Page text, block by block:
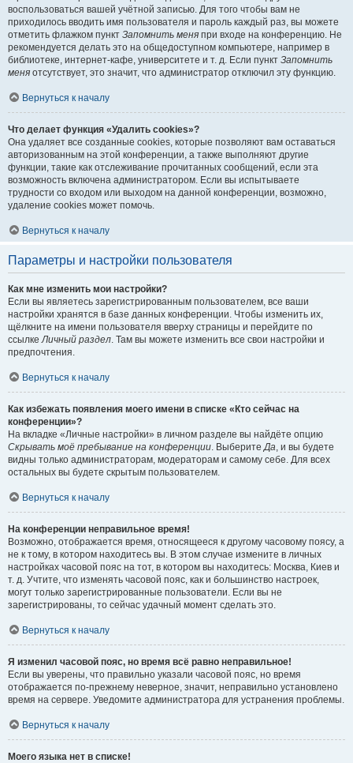
воспользоваться вашей учётной записью. Для того чтобы вам не
приходилось вводить имя пользователя и пароль каждый раз, вы можете
отметить флажком пункт Запомнить меня при входе на конференцию. Не
рекомендуется делать это на общедоступном компьютере, например в
библиотеке, интернет-кафе, университете и т. д. Если пункт Запомнить
меня отсутствует, это значит, что администратор отключил эту функцию.
Вернуться к началу
Что делает функция «Удалить cookies»?
Она удаляет все созданные cookies, которые позволяют вам оставаться
авторизованным на этой конференции, а также выполняют другие
функции, такие как отслеживание прочитанных сообщений, если эта
возможность включена администратором. Если вы испытываете
трудности со входом или выходом на данной конференции, возможно,
удаление cookies может помочь.
Вернуться к началу
Параметры и настройки пользователя
Как мне изменить мои настройки?
Если вы являетесь зарегистрированным пользователем, все ваши
настройки хранятся в базе данных конференции. Чтобы изменить их,
щёлкните на имени пользователя вверху страницы и перейдите по
ссылкеЛичный раздел. Там вы можете изменить все свои настройки и
предпочтения.
Вернуться к началу
Как избежать появления моего имени в списке «Кто сейчас на
конференции»?
На вкладке «Личные настройки» в личном разделе вы найдёте опцию
Скрывать моё пребывание на конференции. ВыберитеДа, и вы будете
видны только администраторам, модераторам и самому себе. Для всех
остальных вы будете скрытым пользователем.
Вернуться к началу
На конференции неправильное время!
Возможно, отображается время, относящееся к другому часовому поясу, а
не к тому, в котором находитесь вы. В этом случае измените в личных
настройках часовой пояс на тот, в котором вы находитесь: Москва, Киев и
т. д. Учтите, что изменять часовой пояс, как и большинство настроек,
могут только зарегистрированные пользователи. Если вы не
зарегистрированы, то сейчас удачный момент сделать это.
Вернуться к началу
Я изменил часовой пояс, но время всё равно неправильное!
Если вы уверены, что правильно указали часовой пояс, но время
отображается по-прежнему неверное, значит, неправильно установлено
время на сервере. Уведомите администратора для устранения проблемы.
Вернуться к началу
Моего языка нет в списке!